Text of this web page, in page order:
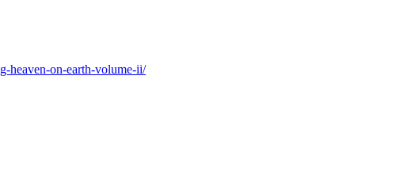
heaven-on-earth-volume-ii/